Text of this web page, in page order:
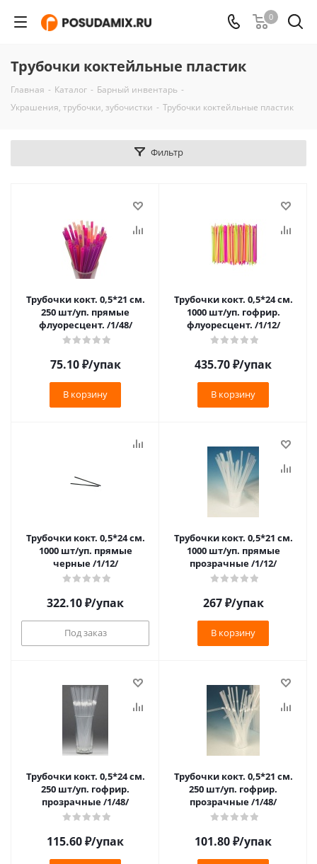
0
Трубочки коктейльные пластик
Главная - Каталог - Барный инвентарь -
Украшения, трубочки, зубочистки - Трубочки коктейльные пластик
Фильтр
Трубочки кокт. 0,5*21 см.
250 шт/уп. прямые
флуоресцент. /1/48/
75.10₽/упак
В корзину
Трубочки кокт. 0,5*24 см.
1000 шт/уп. гофрир.
флуоресцент. /1/12/
435.70₽/упак
В корзину
Трубочки кокт. 0,5*24 см.
1000 шт/уп. прямые
черные /1/12/
322.10₽/упак
Под заказ
Трубочки кокт. 0,5*21 см.
1000 шт/уп. прямые
прозрачные /1/12/
267₽/упак
В корзину
Трубочки кокт. 0,5*24 см.
250 шт/уп. гофрир.
прозрачные /1/48/
115.60₽/упак
Трубочки кокт. 0,5*21 см.
250 шт/уп. гофрир.
прозрачные /1/48/
101.80₽/упак